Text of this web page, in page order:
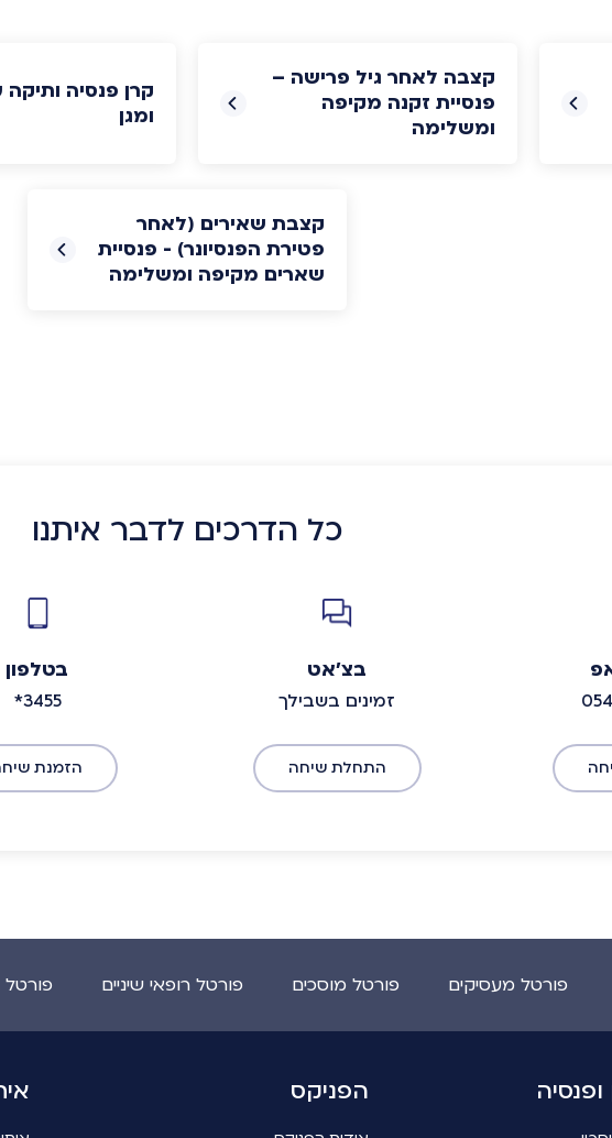
קצבה לאחר גיל פרישה –
פנסיית זקנה מקיפה
ומשלימה
קרן פנסיה ותיקה
ומגן
קצבת שאירים (לאחר
פטירת הפנסיונר) - פנסיית
שארים מקיפה ומשלימה
כל הדרכים לדבר איתנו
בצ'אט
זמינים בשבילך
התחלת שיחה
בטלפון
*3455
הזמנת
פורטל מעסיקים פורטל מוסכים פורטל רופאי שיניים
ופנסיה הפניקס